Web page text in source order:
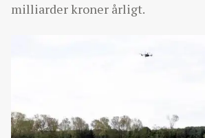
milliarder kroner årligt.